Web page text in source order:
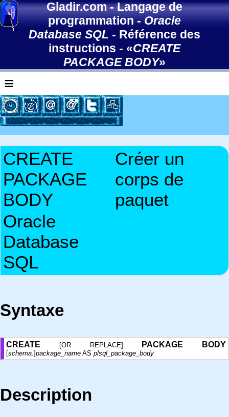
Gladir.com-Langage de
programmation-Oracle
Database SQL - Référence des
instructions - «CREATE
PACKAGE BODY»
≡
CREATE
PACKAGE
BODY
Créer un
corps de
paquet
Oracle
Database
SQL
Syntaxe
CREATE [OR REPLACE] PACKAGE BODY
[schema.]package_name AS plsql_package_body
Description